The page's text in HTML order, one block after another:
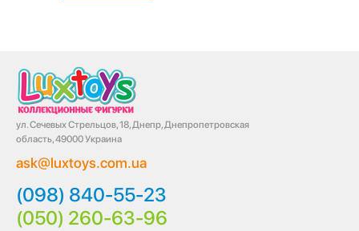
ул. Сечевых Стрельцов, 18, Днепр, Днепропетровская
область, 49000 Украина
ask@luxtoys.com.ua
(098) 840-55-23
(050) 260-63-96